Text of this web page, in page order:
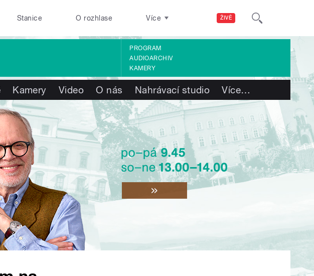
ŽIVĚ
Stanice O rozhlase Více
PROGRAM
AUDIOARCHIV
KAMERY
Kamery Video O nás Nahrávací studio Více…